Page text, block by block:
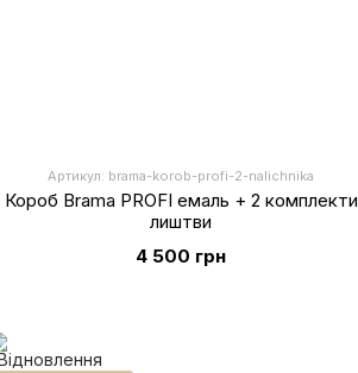
Артикул: brama-korob-profi-2-nalichnika
Короб Brama PROFI емаль + 2 комплекти
лиштви
4 500 грн